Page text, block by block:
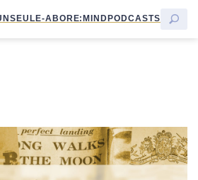
EULE-ABORE:MINDPODCASTS